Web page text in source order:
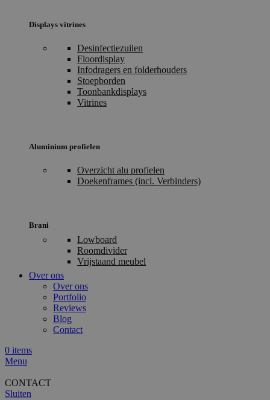
Displays vitrines
Desinfectiezuilen
Floordisplay
Infodragers en folderhouders
Stoepborden
Toonbankdisplays
Vitrines
Aluminium profielen
Overzicht alu profielen
Doekenframes (incl. Verbinders)
Brani
Lowboard
Roomdivider
Vrijstaand meubel
Over ons
Over ons
Portfolio
Reviews
Blog
Contact
0 items
Menu
CONTACT
Sluiten